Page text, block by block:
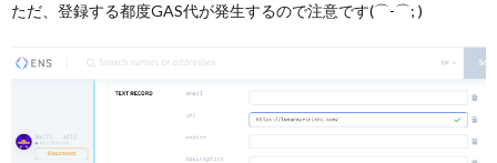
ただ、登録する都度GAS代が発生するので注意です(⌒-⌒; )